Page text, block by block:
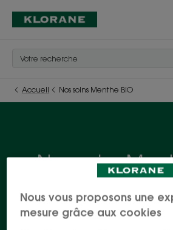
Accueil Nos soins Menthe BIO
Nos soins
Les bienfaits de la Menthe BIO,
fraîcheur incontournables, se
gamme complète de soins
Nous vous proposons une
mesure grâce aux cookies